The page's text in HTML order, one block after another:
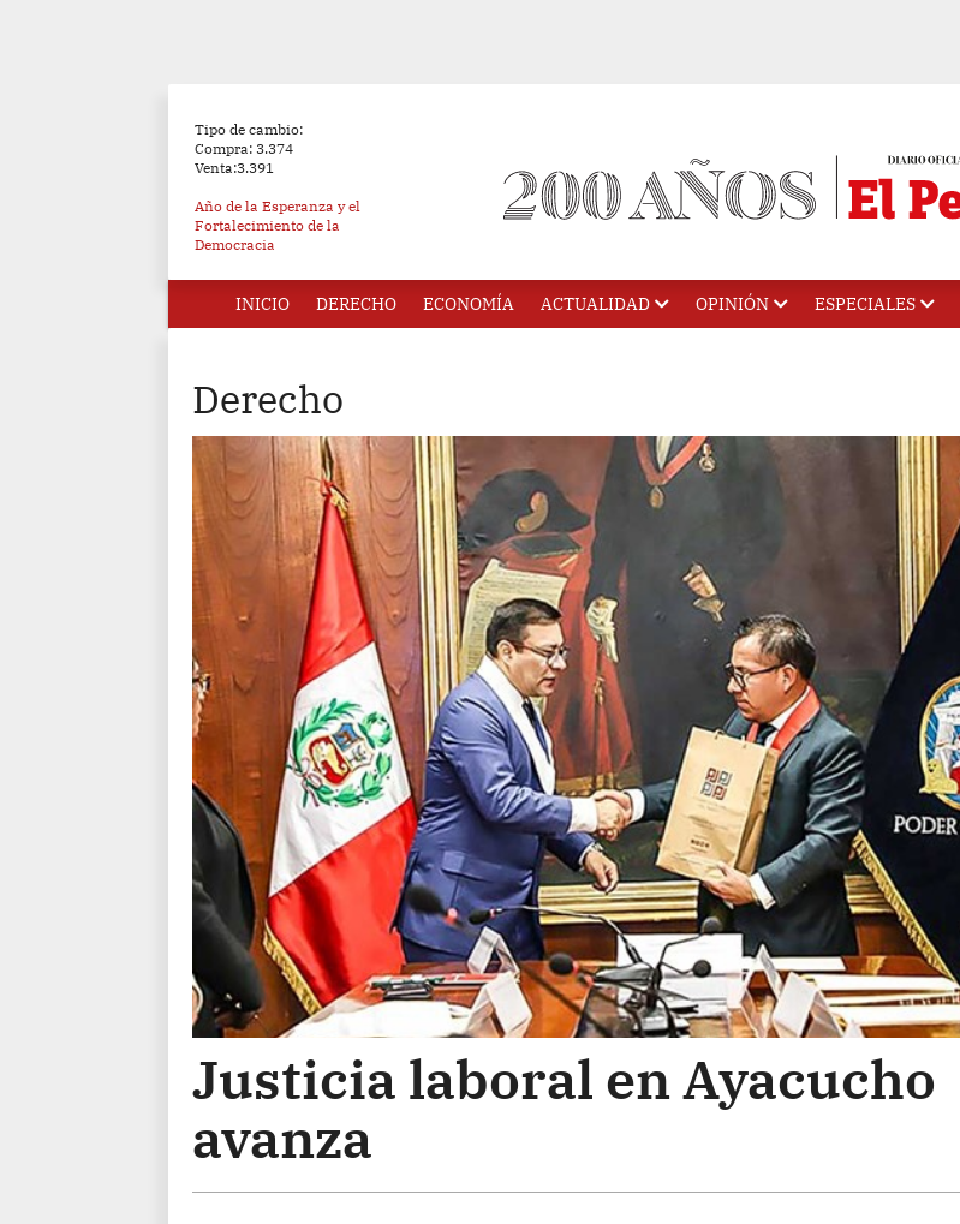
Tipo de cambio:
Compra: 3.374
Venta:3.391
Año de la Esperanza y el
Fortalecimiento de la
Democracia
INICIO DERECHO ECONOMÍA ACTUALIDAD OPINIÓN ESPECIALES
Derecho
Justicia laboral en Ayacucho
avanza